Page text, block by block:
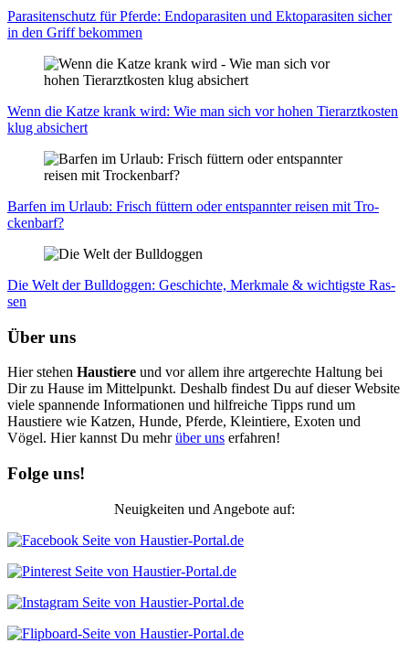
Para­si­ten­schutz für Pfer­de: Endo­pa­ra­si­ten und Ekto­p­a­ra­si­ten sicher
in den Griff bekom­men
Wenn die Kat­ze krank wird: Wie man sich vor hohen Tier­arzt­kos­ten
klug absi­chert
Bar­fen im Urlaub: Frisch füt­tern oder ent­spann­ter rei­sen mit Tro­
cken­barf?
Die Welt der Bull­dog­gen: Geschich­te, Merk­ma­le & wich­tigs­te Ras­
sen
Über uns
Hier stehen Haustiere und vor allem ihre artgerechte Haltung bei
Dir zu Hause im Mittelpunkt. Deshalb findest Du auf dieser Website
viele spannende Informationen und hilfreiche Tipps rund um
Haustiere wie Katzen, Hunde, Pferde, Kleintiere, Exoten und
Vögel. Hier kannst Du mehrüber uns erfahren!
Folge uns!
Neuigkeiten und Angebote auf: